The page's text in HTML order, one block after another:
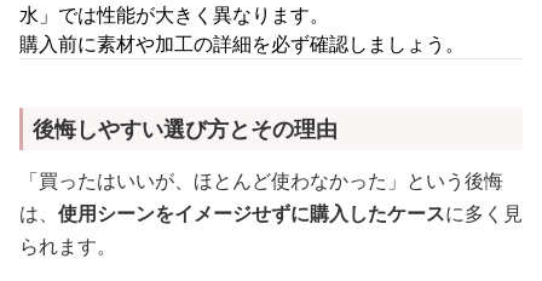
水」では性能が大きく異なります。
購入前に素材や加工の詳細を必ず確認しましょう。
後悔しやすい選び方とその理由
「買ったはいいが、ほとんど使わなかった」という後悔
は、 使用シーンをイメージせずに購入したケースに多く見
られます。